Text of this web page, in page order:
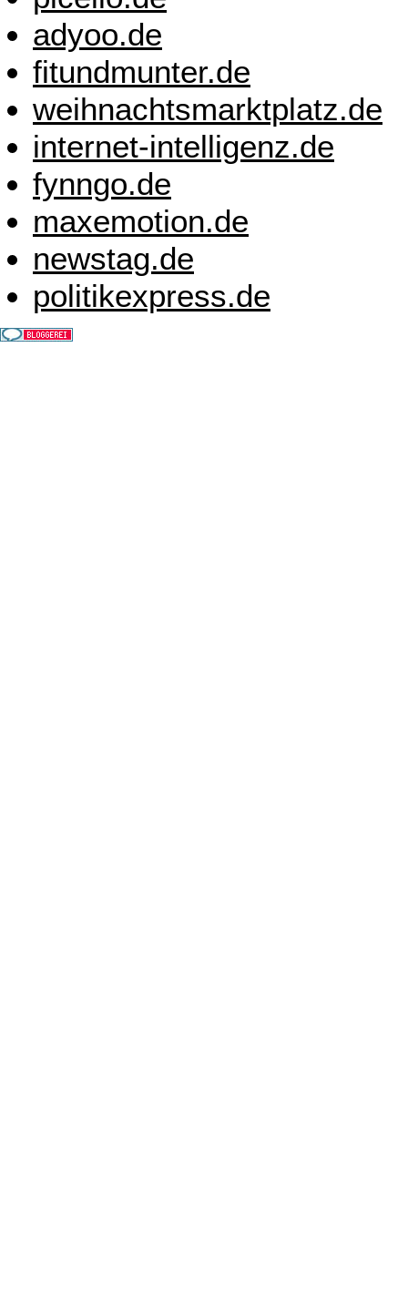
adyoo.de
fitundmunter.de
weihnachtsmarktplatz.de
internet-intelligenz.de
fynngo.de
maxemotion.de
newstag.de
politikexpress.de